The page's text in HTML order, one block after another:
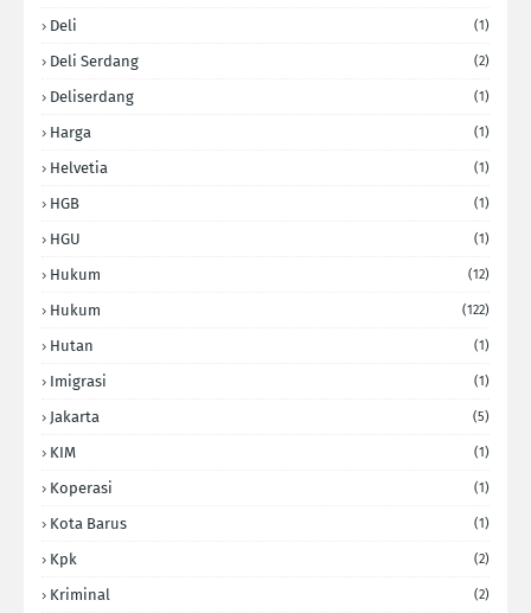
Deli (1)
Deli Serdang (2)
Deliserdang (1)
Harga (1)
Helvetia (1)
HGB (1)
HGU (1)
Hukum (12)
Hukum (122)
Hutan (1)
Imigrasi (1)
Jakarta (5)
KIM (1)
Koperasi (1)
Kota Barus (1)
Kpk (2)
Kriminal (2)